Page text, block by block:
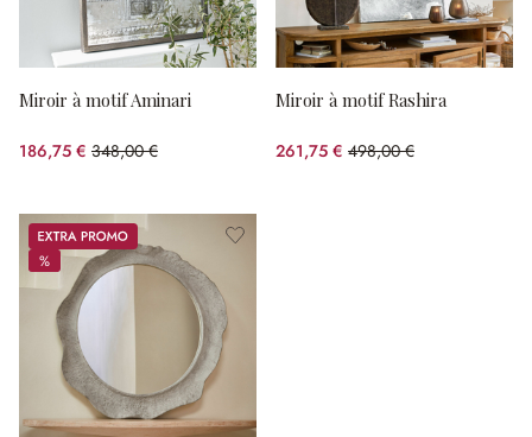
Miroir à motif Aminari
186,75 € 348,00 €
(46.34%spared)
Miroir à motif Rashira
261,75 € 498,00 €
(47.44%spared)
Promos
%
%